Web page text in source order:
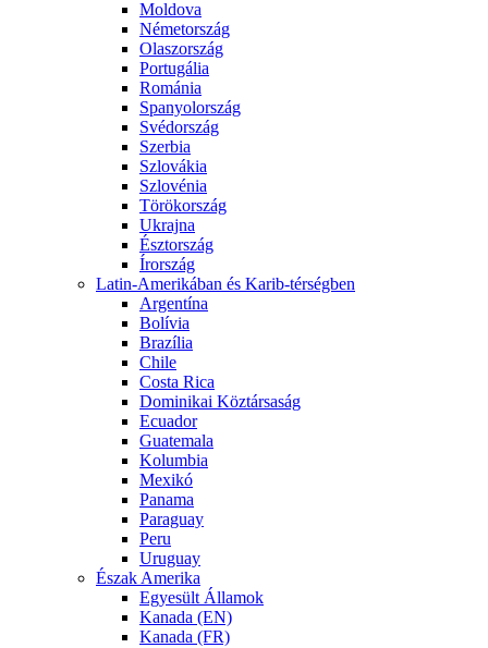
Moldova
Németország
Olaszország
Portugália
Románia
Spanyolország
Svédország
Szerbia
Szlovákia
Szlovénia
Törökország
Ukrajna
Észtország
Írország
Latin-Amerikában és Karib-térségben
Argentína
Bolívia
Brazília
Chile
Costa Rica
Dominikai Köztársaság
Ecuador
Guatemala
Kolumbia
Mexikó
Panama
Paraguay
Peru
Uruguay
Észak Amerika
Egyesült Államok
Kanada (EN)
Kanada (FR)